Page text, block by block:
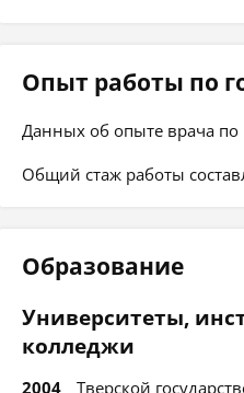
Опыт работы по
Данных об опыте врача по
Общий стаж работы
Образование
Университеты,
колледжи
2004
Тверской